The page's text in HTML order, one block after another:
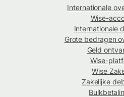
Internationale
Wise-
Internationale
Grote bedragen
Geld
Wise-
Wise
Zakelijke